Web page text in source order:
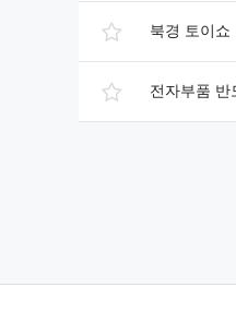
북경 토이쇼
전자부품 반